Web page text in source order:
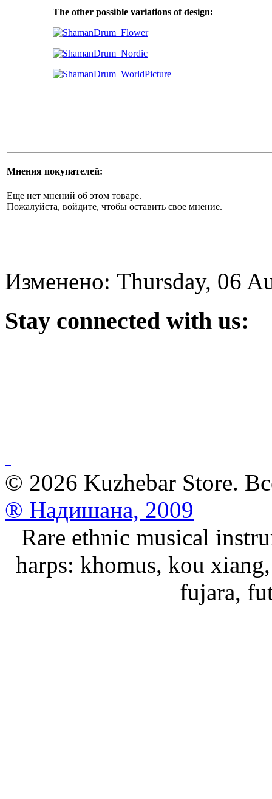
The other possible variations of design:
Мнения покупателей:
Еще нет мнений об этом товаре.
Пожалуйста, войдите, чтобы оставить свое мнение.
Изменено: Thursday, 06
Stay connected with us:
© 2026 Kuzhebar Store.
® Надишана, 2009
Rare ethnic musical
harps: khomus, kou
fujara,